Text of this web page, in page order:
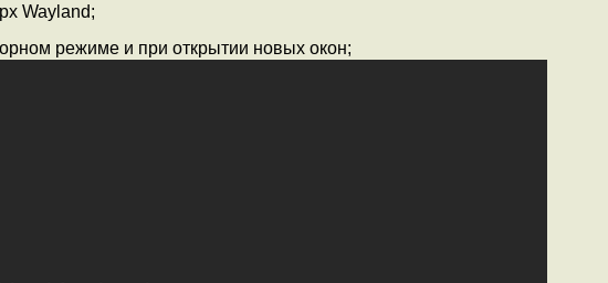
Wayland;
режиме и при открытии новых окон;